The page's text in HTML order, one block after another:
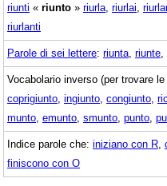
riunti « riunto » riurla riurlai
riurlanti
Parole di sei lettere: riunta riunte
Vocabolario inverso (per trovare le
coprigiunto ingiunto congiunto
munto emunto smunto punto
Indice parole che: iniziano con R
finiscono con O